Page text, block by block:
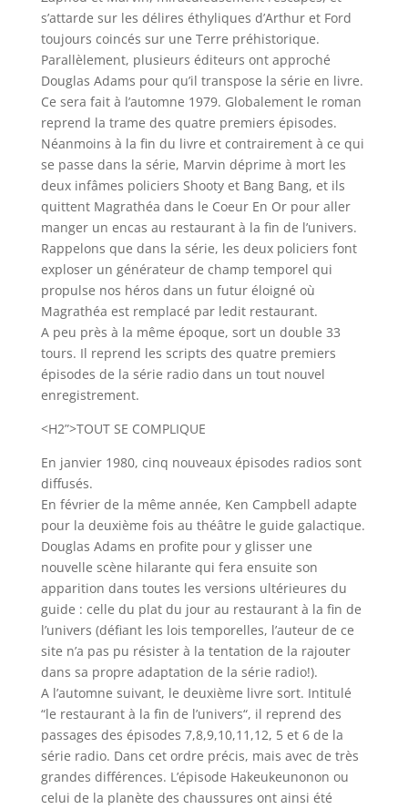
s’attarde sur les délires éthyliques d’Arthur et Ford
toujours coincés sur une Terre préhistorique.
Parallèlement, plusieurs éditeurs ont approché
Douglas Adams pour qu’il transpose la série en livre.
Ce sera fait à l’automne 1979. Globalement le roman
reprend la trame des quatre premiers épisodes.
Néanmoins à la fin du livre et contrairement à ce qui
se passe dans la série, Marvin déprime à mort les
deux infâmes policiers Shooty et Bang Bang, et ils
quittent Magrathéa dans le Coeur En Or pour aller
manger un encas au restaurant à la fin de l’univers.
Rappelons que dans la série, les deux policiers font
exploser un générateur de champ temporel qui
propulse nos héros dans un futur éloigné où
Magrathéa est remplacé par ledit restaurant.
A peu près à la même époque, sort un double 33
tours. Il reprend les scripts des quatre premiers
épisodes de la série radio dans un tout nouvel
enregistrement.
<H2”>TOUT SE COMPLIQUE
En janvier 1980, cinq nouveaux épisodes radios sont
diffusés.
En février de la même année, Ken Campbell adapte
pour la deuxième fois au théâtre le guide galactique.
Douglas Adams en profite pour y glisser une
nouvelle scène hilarante qui fera ensuite son
apparition dans toutes les versions ultérieures du
guide : celle du plat du jour au restaurant à la fin de
l’univers (défiant les lois temporelles, l’auteur de ce
site n’a pas pu résister à la tentation de la rajouter
dans sa propre adaptation de la série radio!).
A l’automne suivant, le deuxième livre sort. Intitulé
“le restaurant à la fin de l’univers“, il reprend des
passages des épisodes 7,8,9,10,11,12, 5 et 6 de la
série radio. Dans cet ordre précis, mais avec de très
grandes différences. L’épisode Hakeukeunonon ou
celui de la planète des chaussures ont ainsi été